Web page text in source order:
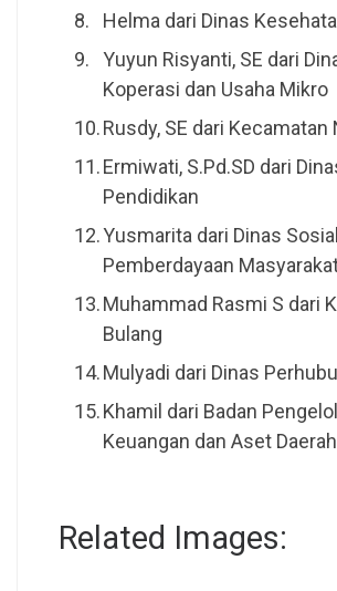
Helma dari Dinas
Yuyun Risyanti, SE dari
Koperasi dan Usaha Mikro
Rusdy, SE dari Kecamatan
Ermiwati, S.Pd.SD dari
Pendidikan
Yusmarita dari Dinas
Pemberdayaan
Muhammad Rasmi S dari
Bulang
Mulyadi dari Dinas
Khamil dari Badan
Keuangan dan Aset Daerah
Related Images: